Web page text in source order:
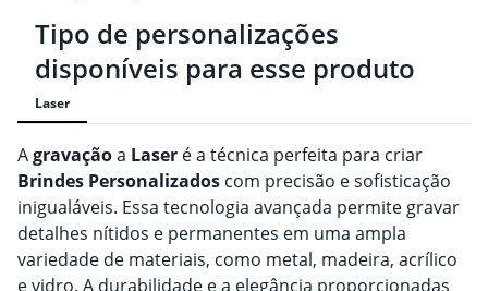
Tipo de personalizações
disponíveis para esse produto
Laser
Agravaçãoa Laser é a técnica perfeita para criar
Brindes Personalizados com precisão e sofisticação
inigualáveis. Essa tecnologia avançada permite gravar
detalhes nítidos e permanentes em uma ampla
variedade de materiais, como metal, madeira, acrílico
e vidro. A durabilidade e a elegância proporcionadas